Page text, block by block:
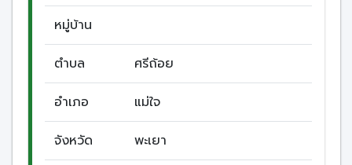
หมู่บ้าน
ตำบล ศรีถ้อย
อำเภอ แม่ใจ
จังหวัด พะเยา